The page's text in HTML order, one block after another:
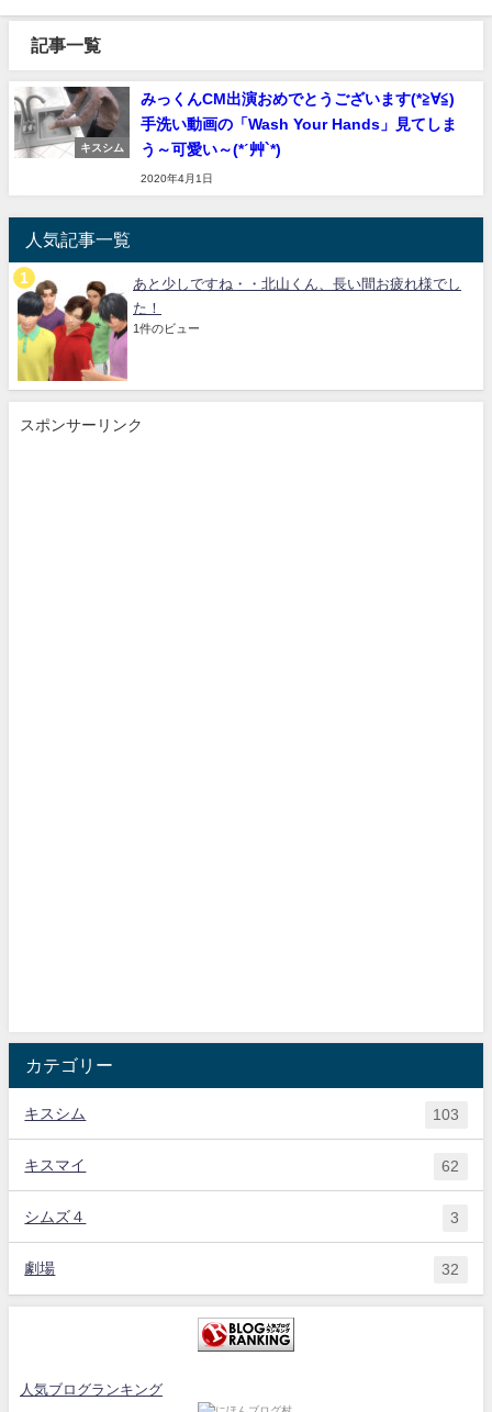
記事一覧
キスシム
みっくんCM出演おめでとうございます(*≧∀≦)
手洗い動画の「Wash Your Hands」見てしま
う～可愛い～(*ˊ艸`*)
2020年4月1日
人気記事一覧
あと少しですね・・北山くん、長い間お疲れ様でし
た！
1件のビュー
スポンサーリンク
カテゴリー
キスシム 103
キスマイ 62
シムズ４ 3
劇場 32
人気ブログランキング